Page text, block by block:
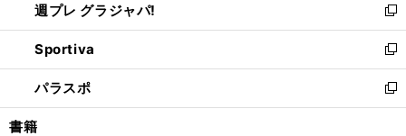
く
で
開
く
ィ
ン
ド
ウ
で
開
い
ウ
ィ
ン
ド
ウ
週プレ グラジャパ!
新
し
い
ウ
ィ
ン
Sportiva
新
し
い
ウ
パラスポ
新
し
書籍